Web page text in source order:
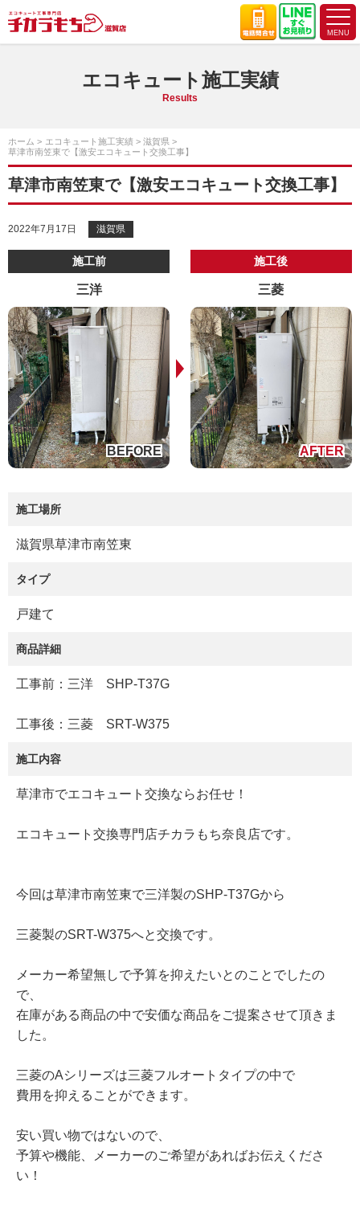
エコキュート施工実績
Results
ホーム エコキュート施工実績
滋賀県
草津市南笠東で【激安エコキュート交換工事】
草津市南笠東で【激安エコキュート交換工事】
2022年7月17日 滋賀県
施工前
三洋
施工後
三菱
施工場所
滋賀県草津市南笠東
タイプ
戸建て
商品詳細
工事前：三洋 SHP-T37G
工事後：三菱 SRT-W375
施工内容
草津市でエコキュート交換ならお任せ！
エコキュート交換専門店チカラもち奈良店です。
今回は草津市南笠東で三洋製のSHP-T37Gから
三菱製のSRT-W375へと交換です。
メーカー希望無しで予算を抑えたいとのことでしたの
で、
在庫がある商品の中で安価な商品をご提案させて頂きま
した。
三菱のAシリーズは三菱フルオートタイプの中で
費用を抑えることができます。
安い買い物ではないので、
予算や機能、メーカーのご希望があればお伝えくださ
い！